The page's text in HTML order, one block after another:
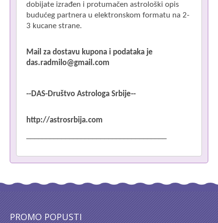
dobijate izrađen i protumačen astrološki opis
budućeg partnera u elektronskom formatu na 2-
3 kucane strane.
Mail za dostavu kupona i podataka je
das.radmilo@gmail.com
--DAS-Društvo Astrologa Srbije--
http://astrosrbija.com
PROMO POPUSTI